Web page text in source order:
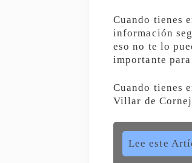
Cuando tienes
información
eso no te lo
importante
Cuando tienes
Villar de
Lee este